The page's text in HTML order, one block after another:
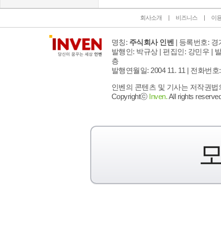
회사소개 비즈니스 이
명칭: 주식회사 인벤 | 등록번호: 경
발행인: 박규상 | 편집인: 강민우 |
층
발행연월일: 2004 11. 11 | 전화번호
인벤의 콘텐츠 및 기사는 저작권
Copyrightⓒ Inven.All rights